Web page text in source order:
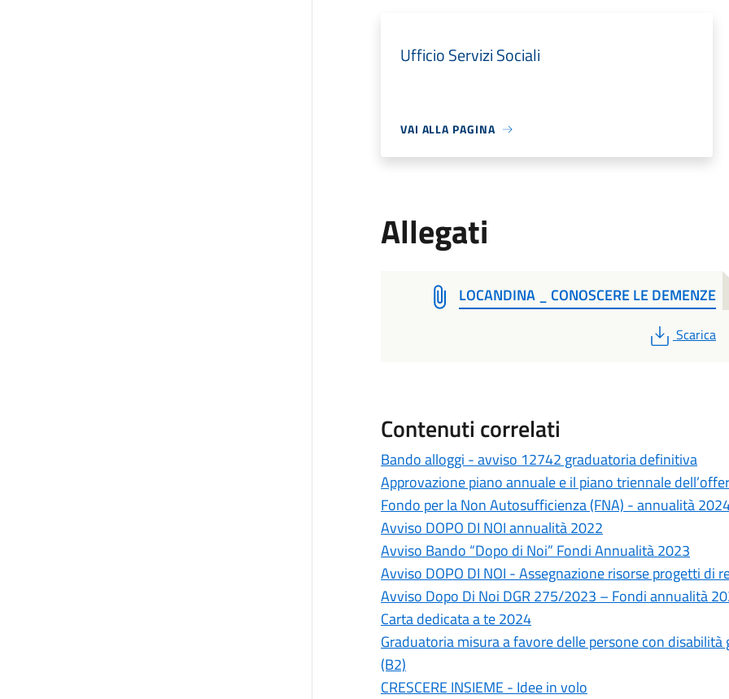
Ufficio Servizi Sociali
VAI ALLA PAGINA
Allegati
LOCANDINA _ CONOSCERE LE DEMENZE
PDF
Scarica
Contenuti correlati
Bando alloggi - avviso 12742 graduatoria definitiva
Approvazione piano annuale e il piano triennale
Fondo per la Non Autosufficienza (FNA) - annualità
Avviso DOPO DI NOI annualità 2022
Avviso Bando “Dopo di Noi” Fondi Annualità 2023
Avviso DOPO DI NOI - Assegnazione risorse progetti di
Avviso Dopo Di Noi DGR 275/2023 – Fondi annualità
Carta dedicata a te 2024
Graduatoria misura a favore delle persone con
(B2)
CRESCERE INSIEME - Idee in volo